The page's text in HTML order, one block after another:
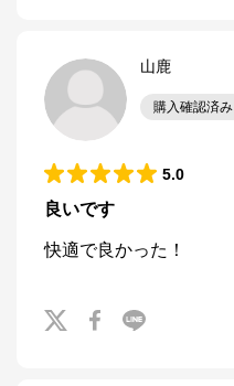
山鹿
購入確認済み
5.0
良いです
快適で良かった！